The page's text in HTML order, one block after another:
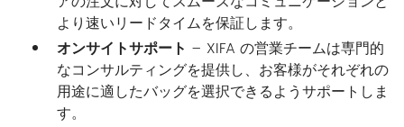
より速いリードタイムを保証します。
オンサイトサポート – XIFA の営業チームは専門的
なコンサルティングを提供し、お客様がそれぞれの
用途に適したバッグを選択できるようサポートしま
す。